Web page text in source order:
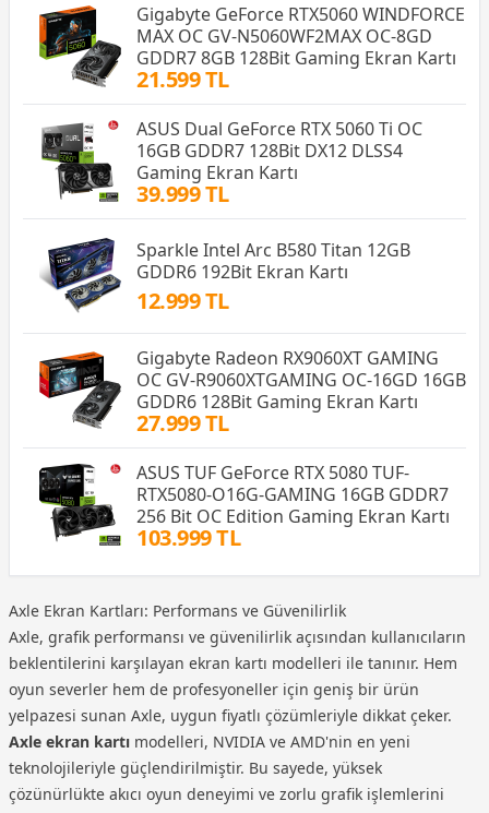
Gigabyte GeForce RTX5060 WINDFORCE
MAX OC GV-N5060WF2MAX OC-8GD
GDDR7 8GB 128Bit Gaming Ekran Kartı
21.599 TL
ASUS Dual GeForce RTX 5060 Ti OC
16GB GDDR7 128Bit DX12 DLSS4
Gaming Ekran Kartı
39.999 TL
Sparkle Intel Arc B580 Titan 12GB
GDDR6 192Bit Ekran Kartı
12.999 TL
Gigabyte Radeon RX9060XT GAMING
OC GV-R9060XTGAMING OC-16GD 16GB
GDDR6 128Bit Gaming Ekran Kartı
27.999 TL
ASUS TUF GeForce RTX 5080 TUF-
RTX5080-O16G-GAMING 16GB GDDR7
256 Bit OC Edition Gaming Ekran Kartı
103.999 TL
Axle Ekran Kartları: Performans ve Güvenilirlik
Axle, grafik performansı ve güvenilirlik açısından kullanıcıların
beklentilerini karşılayan ekran kartı modelleri ile tanınır. Hem
oyun severler hem de profesyoneller için geniş bir ürün
yelpazesi sunan Axle, uygun fiyatlı çözümleriyle dikkat çeker.
Axle ekran kartı modelleri, NVIDIA ve AMD'nin en yeni
teknolojileriyle güçlendirilmiştir. Bu sayede, yüksek
çözünürlükte akıcı oyun deneyimi ve zorlu grafik işlemlerini